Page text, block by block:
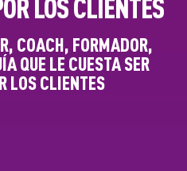
LOSCLIENTES
COACH, FORMADOR,
QUE LE CUESTA SER
LOS CLIENTES